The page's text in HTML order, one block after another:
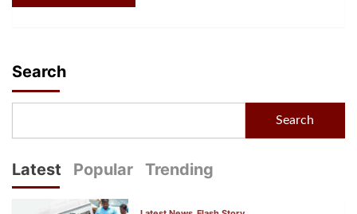
Search
Search
Latest Popular Trending